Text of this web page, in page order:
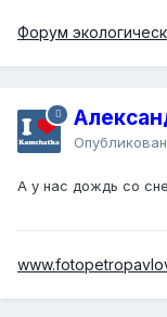
Форум
А у нас дождь со